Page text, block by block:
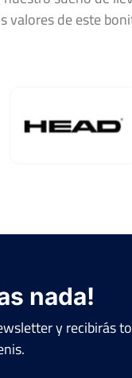
valores de este
nada!
y recibirás